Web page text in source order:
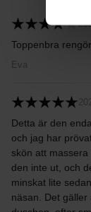
Toppenbra
Eva
Detta är den
och jag har
skön att
den inte ut, och
minskat lite
näsan. Det